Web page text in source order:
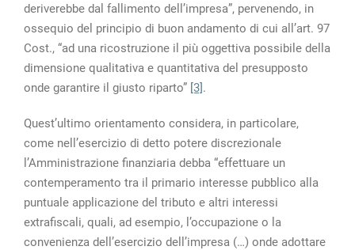
deriverebbe dal fallimento dell’impresa”, pervenendo, in
ossequio del principio di buon andamento di cui all’art. 97
Cost., “ad una ricostruzione il più oggettiva possibile della
dimensione qualitativa e quantitativa del presupposto
onde garantire il giusto riparto” [3].
Quest’ultimo orientamento considera, in particolare,
come nell’esercizio di detto potere discrezionale
l’Amministrazione finanziaria debba “effettuare un
contemperamento tra il primario interesse pubblico alla
puntuale applicazione del tributo e altri interessi
extrafiscali, quali, ad esempio, l’occupazione o la
convenienza dell’esercizio dell’impresa (…) onde adottare